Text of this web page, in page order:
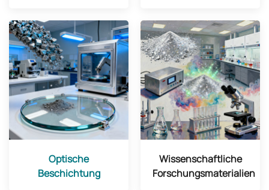
Optische
Beschichtung
Wissenschaftliche
Forschungsmaterialien